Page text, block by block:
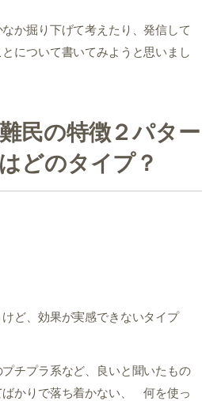
か掘り下げて考えたり、発信して
について書いてみようと思いまし
民の特徴２パター
どのタイプ？
ど、効果が実感できないタイプ
チプラ系など、良いと聞いたもの
ばかりで落ち着かない、 何を使っ